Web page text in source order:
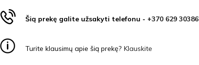
Šią prekę galite užsakyti telefonu - +370 629 30386
Turite klausimų apie šią prekę? Klauskite